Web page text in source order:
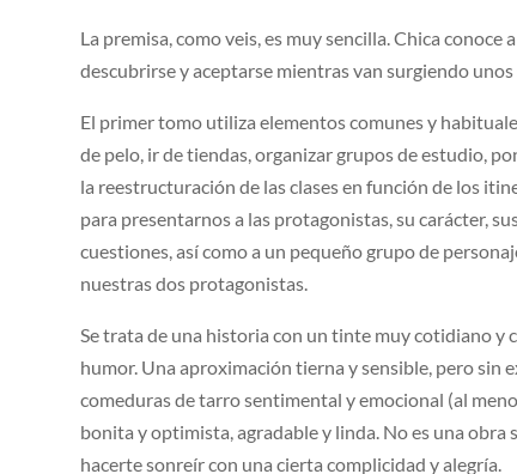
La premisa, como veis, es muy sencilla. Chica
descubrirse y aceptarse mientras van surgiendo
El primer tomo utiliza elementos comunes y
de pelo, ir de tiendas, organizar grupos de estudio,
la reestructuración de las clases en función de los
para presentarnos a las protagonistas, su carácter,
cuestiones, así como a un pequeño grupo de
nuestras dos protagonistas.
Se trata de una historia con un tinte muy cotidiano y
humor. Una aproximación tierna y sensible, pero sin
comeduras de tarro sentimental y emocional (al
bonita y optimista, agradable y linda. No es una obra
hacerte sonreír con una cierta complicidad y alegría.